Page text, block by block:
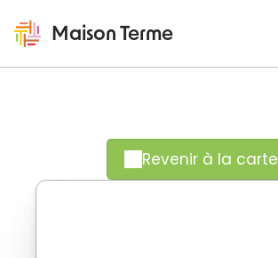
Maison Terme
Revenir à la carte